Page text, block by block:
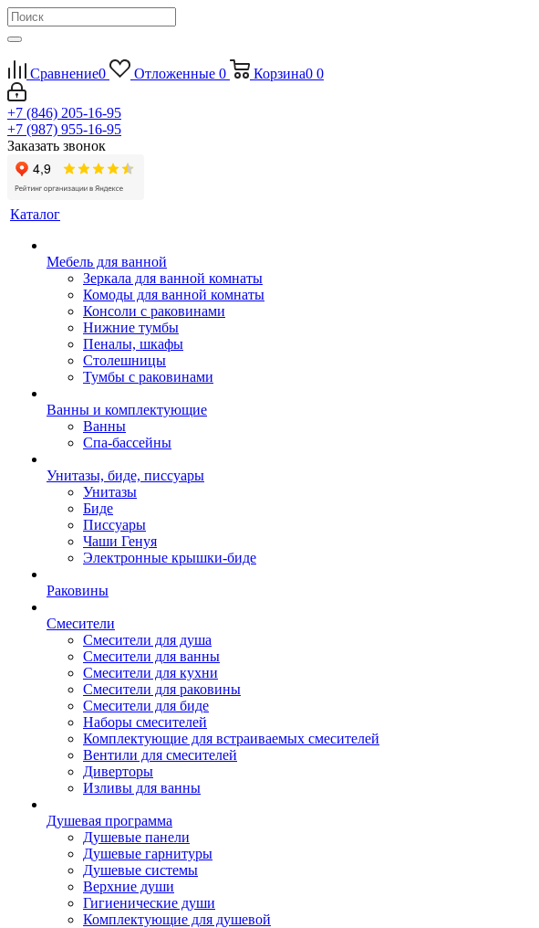
Сравнение0 Отложенные 0 Корзина0 0
+7 (846) 205-16-95
+7 (987) 955-16-95
Заказать звонок
Каталог
Мебель для ванной
Зеркала для ванной комнаты
Комоды для ванной комнаты
Консоли с раковинами
Нижние тумбы
Пеналы, шкафы
Столешницы
Тумбы с раковинами
Ванны и комплектующие
Ванны
Спа-бассейны
Унитазы, биде, писсуары
Унитазы
Биде
Писсуары
Чаши Генуя
Электронные крышки-биде
Раковины
Смесители
Смесители для душа
Смесители для ванны
Смесители для кухни
Смесители для раковины
Смесители для биде
Наборы смесителей
Комплектующие для встраиваемых смесителей
Вентили для смесителей
Диверторы
Изливы для ванны
Душевая программа
Душевые панели
Душевые гарнитуры
Душевые системы
Верхние души
Гигиенические души
Комплектующие для душевой